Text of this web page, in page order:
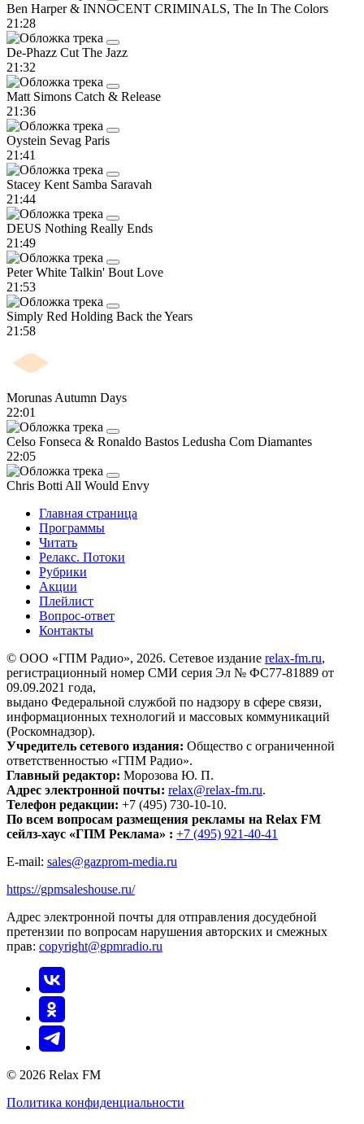
Ben Harper & INNOCENT CRIMINALS, The In The Colors
21:28
De-Phazz Cut The Jazz
21:32
Matt Simons Catch & Release
21:36
Oystein Sevag Paris
21:41
Stacey Kent Samba Saravah
21:44
DEUS Nothing Really Ends
21:49
Peter White Talkin' Bout Love
21:53
Simply Red Holding Back the Years
21:58
Morunas Autumn Days
22:01
Celso Fonseca & Ronaldo Bastos Ledusha Com Diamantes
22:05
Chris Botti All Would Envy
Главная страница
Программы
Читать
Релакс. Потоки
Рубрики
Акции
Плейлист
Вопрос-ответ
Контакты
© ООО «ГПМ Радио», 2026. Сетевое издание relax-fm.ru,
регистрационный номер СМИ серия Эл № ФС77-81889 от
09.09.2021 года,
выдано Федеральной службой по надзору в сфере связи,
информационных технологий и массовых коммуникаций
(Роскомнадзор).
Учредитель сетевого издания: Общество с ограниченной
ответственностью «ГПМ Радио».
Главный редактор: Морозова Ю. П.
Адрес электронной почты: relax@relax-fm.ru.
Телефон редакции: +7 (495) 730-10-10.
По всем вопросам размещения рекламы на Relax FM
сейлз-хаус «ГПМ Реклама» : +7 (495) 921-40-41
E-mail: sales@gazprom-media.ru
https://gpmsaleshouse.ru/
Адрес электронной почты для отправления досудебной
претензии по вопросам нарушения авторских и смежных
прав: copyright@gpmradio.ru
© 2026 Relax FM
Политика конфиденциальности